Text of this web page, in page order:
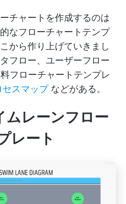
チャートを作成するのは
なフローチャートテンプ
から作り上げていきまし
フロー、ユーザーフロー
フローチャートテンプレ
セスマップなどがある。
ムレーンフロー
レート